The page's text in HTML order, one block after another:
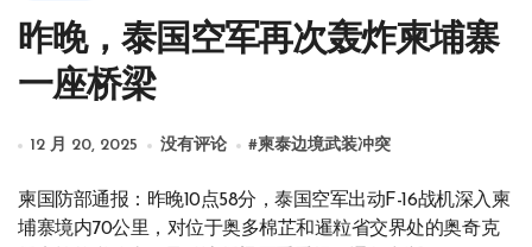
昨晚，泰国空军再次轰炸柬埔寨
一座桥梁
12 月 20, 2025 没有评论 #柬泰边境武装冲突
柬国防部通报：昨晚10点58分，泰国空军出动F-16战机深入柬
埔寨境内70公里，对位于奥多棉芷和暹粒省交界处的奥奇克